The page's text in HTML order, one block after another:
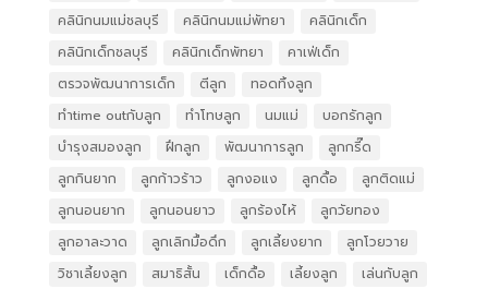
คลินิกนมแม่ชลบุรี
คลินิกนมแม่พัทยา
คลินิกเด็ก
คลินิกเด็กชลบุรี
คลินิกเด็กพัทยา
คาเฟ่เด็ก
ตรวจพัฒนาการเด็ก
ตีลูก
ทอดทิ้งลูก
ทำtime outกับลูก
ทำโทษลูก นมแม่
บอกรักลูก
บำรุงสมองลูก
ฝึกลูก พัฒนาการลูก
ลูกกรี๊ด
ลูกกินยาก
ลูกก้าวร้าว ลูกงอแง ลูกดื้อ
ลูกติดแม่
ลูกนอนยาก
ลูกนอนยาว ลูกร้องไห้
ลูกวัยทอง
ลูกอาละวาด
ลูกเลิกมื้อดึก ลูกเลี้ยงยาก
ลูกโวยวาย
วิชาเลี้ยงลูก
สมาธิสั้น เด็กดื้อ เลี้ยงลูก
เล่นกับลูก